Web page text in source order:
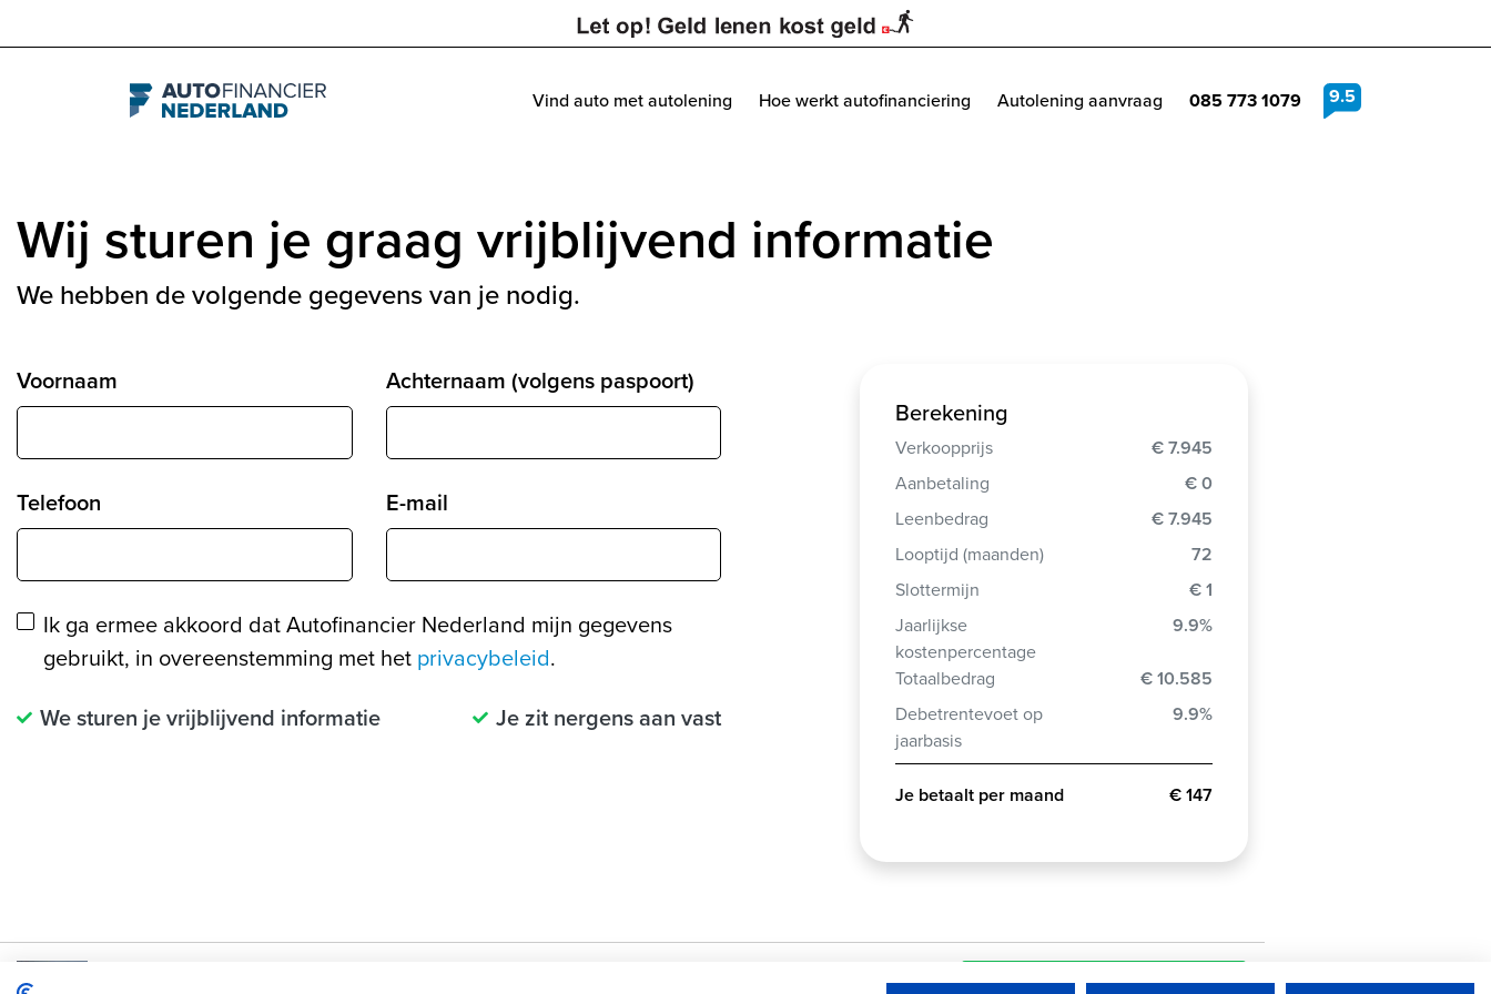
Navigation 9.5
Vind auto met autolening Hoe werkt autofinanciering Autolening aanvraag 085 773 1079
Wij sturen je graag vrijblijvend informatie
We hebben de volgende gegevens van je nodig.
Voornaam Achternaam (volgens paspoort)
Telefoon E-mail
Ik ga ermee akkoord dat Autofinancier Nederland mijn gegevens
gebruikt, in overeenstemming met het privacybeleid.
We sturen je vrijblijvend informatie
Je zit nergens aan vast
Berekening
Verkoopprijs
€ 7.945
Aanbetaling
€ 0
Leenbedrag
€ 7.945
Looptijd (maanden)
72
Slottermijn
€ 1
Jaarlijkse
kostenpercentage
9.9%
Totaalbedrag
€ 10.585
Debetrentevoet op
jaarbasis
9.9%
Je betaalt per maand € 147